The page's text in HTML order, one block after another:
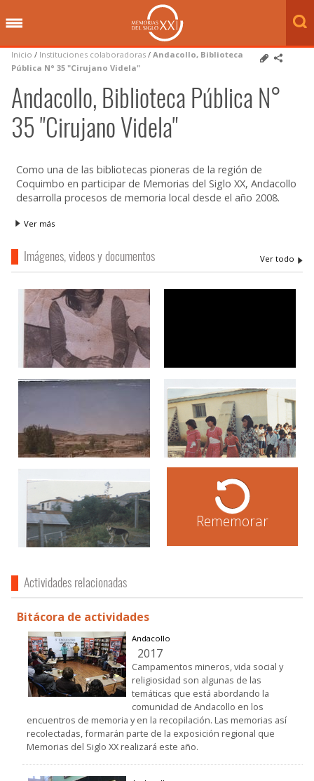
Inicio / Instituciones colaboradoras / Andacollo, Biblioteca
Pública N° 35 "Cirujano Videla"
Andacollo, Biblioteca Pública N°
35 "Cirujano Videla"
Como una de las bibliotecas pioneras de la región de
Coquimbo en participar de Memorias del Siglo XX, Andacollo
desarrolla procesos de memoria local desde el año 2008.
Ver más
Imágenes, videos y documentos
Rememorar
Actividades relacionadas
Bitácora de actividades
Andacollo
2017
Campamentos mineros, vida social y
religiosidad son algunas de las
temáticas que está abordando la
comunidad de Andacollo en los
encuentros de memoria y en la recopilación. Las memorias así
recolectadas, formarán parte de la exposición regional que
Memorias del Siglo XX realizará este año.